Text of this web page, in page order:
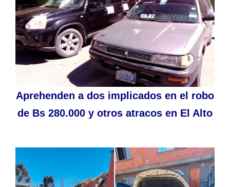
Aprehenden a dos implicados en el robo
de Bs 280.000 y otros atracos en El Alto